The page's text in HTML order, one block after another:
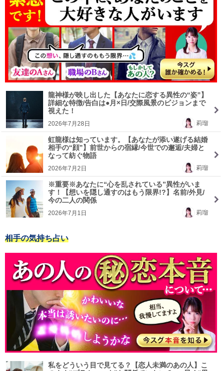
龍神様が映し出した【あなたに恋する異性の“姿”】
詳細な特徴/告白は●月×日/交際風景のビジョンまで
視えた！
莉瑠
2026年7月28日
虹龍様は知っています。【あなたが添い遂げる結婚
相手の“顔”】前世からの宿縁/今世での邂逅/夫婦と
なって紡ぐ物語
莉瑠
2026年7月2日
※重要※あなたに“心を乱されている”異性がいま
す！【想いを隠し通すのはもう限界!?】名前/外見/
今の二人の関係
莉瑠
2026年7月1日
相手の気持ち占い
私をどういう目で見てる？【恋人未満のあの人】こ